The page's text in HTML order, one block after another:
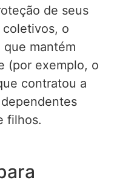
de seus
coletivos, o
mantém
(por exemplo, o
contratou a
filhos.